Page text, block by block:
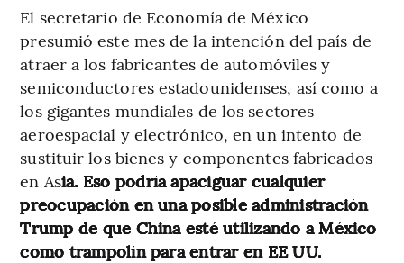
El secretario de Economía de México
presumió este mes de la intención del país de
atraer a los fabricantes de automóviles y
semiconductores estadounidenses, así como a
los gigantes mundiales de los sectores
aeroespacial y electrónico, en un intento de
sustituir los bienes y componentes fabricados
en Asia. Eso podría apaciguar cualquier
preocupación en una posible administración
Trump de que China esté utilizando a México
como trampolín para entrar en EE UU.